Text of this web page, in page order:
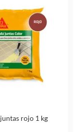
rojo 1 kg